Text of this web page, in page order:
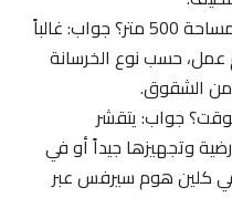
سؤال: كم يستغرق جلي مستودع بمساحة 500 متر؟ جواب: غالباً
من 3 إلى 5 أيام عمل، حسب نوع الخرسانة
الشقوق.
جواب: يتقشر
وتجهيزها جيداً أو في
كلين هوم سيرفس عبر